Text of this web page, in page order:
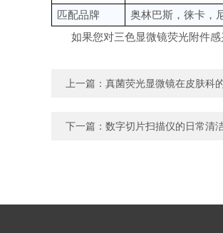
匹配品牌
奥林巴斯，徕卡，
如果您对三色显微镜荧光附件
上一篇： 真菌荧光显微镜在皮肤科
下一篇： 数字切片扫描仪的日常清